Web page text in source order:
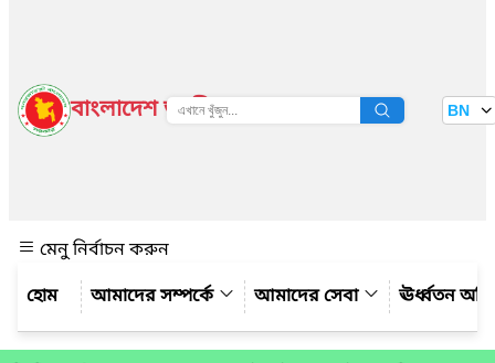
বাংলাদেশ জাতীয় তথ্য বাতায়ন BN
মেনু নির্বাচন করুন
আমাদের সম্পর্কে
আমাদের সেবা ঊর্ধ্বতন